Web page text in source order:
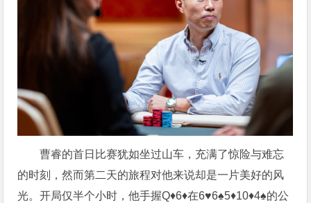
曹睿的首日比赛犹如坐过山车，充满了惊险与难忘
的时刻，然而第二天的旅程对他来说却是一片美好的风
光。开局仅半个小时，他手握Q♦6♦在6♥6♠5♦10♦4♠的公